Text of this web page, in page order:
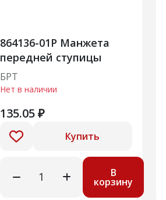
864136-01Р Манжета
передней ступицы
БРТ
Нет в наличии
135.05 ₽
Купить
В
корзину